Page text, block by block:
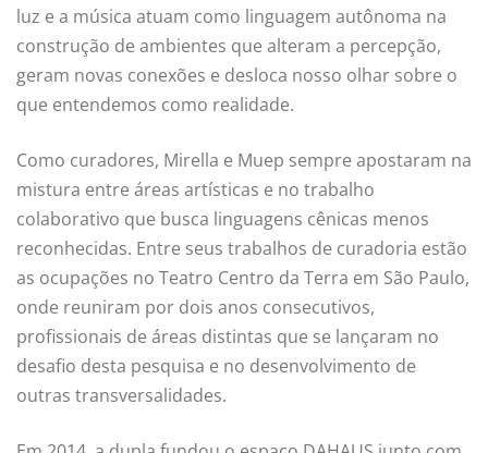
luz e a música atuam como linguagem autônoma na
construção de ambientes que alteram a percepção,
geram novas conexões e desloca nosso olhar sobre o
que entendemos como realidade.
Como curadores, Mirella e Muep sempre apostaram na
mistura entre áreas artísticas e no trabalho
colaborativo que busca linguagens cênicas menos
reconhecidas. Entre seus trabalhos de curadoria estão
as ocupações no Teatro Centro da Terra em São Paulo,
onde reuniram por dois anos consecutivos,
profissionais de áreas distintas que se lançaram no
desafio desta pesquisa e no desenvolvimento de
outras transversalidades.